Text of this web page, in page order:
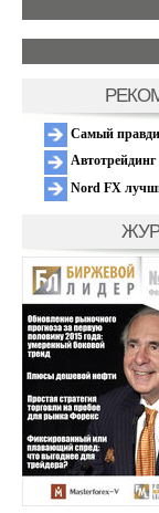
Самый
Автотрейдинг
Nord FX